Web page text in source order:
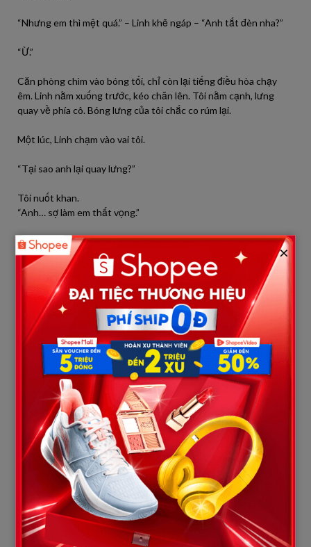
“Nhưng em thì mệt quá.” – Linh khẽ ngáp – “Anh tắt đèn nha?”
“Ừ.”
Căn phòng chìm vào bóng tối, chỉ còn lại tiếng điều hòa chạy
êm. Linh nằm xuống trước, kéo chăn lên. Tôi nằm cạnh, lưng
quay về phía cô. Bóng lưng của tôi chắc co rúm lại.
Một lúc, Linh chạm vào vai tôi.
“Tại sao anh lại quay lưng?”
Tôi nuốt khan.
“Anh… sợ làm em thất vọng.”
“Anh sợ chuyện đó… đêm nay?” – Giọng cô nhỏ như gió.
Tôi im lặng. Đó là câu trả lời.
Rồi đột nhiên, Linh nắm tay tôi.
“Anh Hóa… đêm nay em có một điều muốn cho anh xem.”
Cô bật đèn ngủ màu vàng nhạt. Rồi cô ngồi dậy, kéo tấm chăn
trên người mình xuống.
Tôi giật mình.
Không phải vì điều tôi nghĩ.
Mà vì… cô đang mặc một chiếc áo thun rộng đến ngang đùi,
không phải loại đồ ngủ ren quyến rũ như tôi tưởng sẽ có trong
đêm tân hôn.
Nhưng thứ khiến tôi chết lặng…
lại là xấp hồ sơ mà cô đặt dưới chăn, giờ được cô lôi ra và để
trước mặt tôi.
×